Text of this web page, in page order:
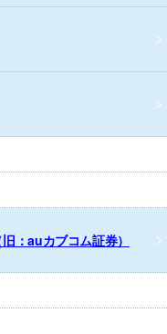
：auカブコム証券）